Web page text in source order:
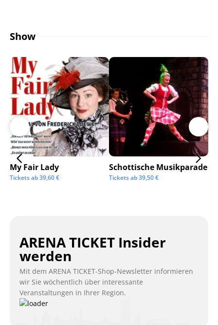
Show
My Fair Lady
Tickets ab39,60€
Schottische Musikparade
Tickets ab39,50€
ARENA TICKET Insider
werden
Mit dem ARENA TICKET-Shop-Newsletter informieren
wir Sie wöchentlich über interessante
Veranstaltungen in Ihrer Region.